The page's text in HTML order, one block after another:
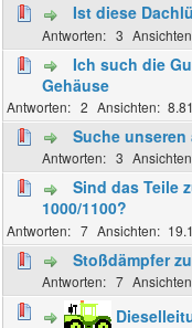
Ist diese
3
Ich such die
Gehäuse
2
Suche unseren
3
Sind das Teile
1000/1100?
7
Stoßdämpfer
7